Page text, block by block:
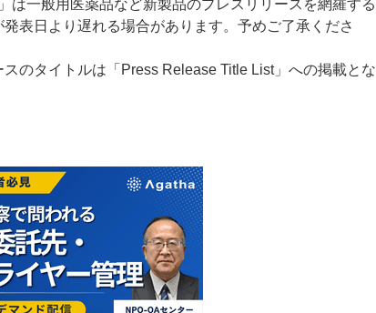
は一般用医薬品など新製品のプレスリリースを網羅する
表日より遅れる場合があります。予めご了承くださ
のタイトルは「Press Release Title List」への掲載とな